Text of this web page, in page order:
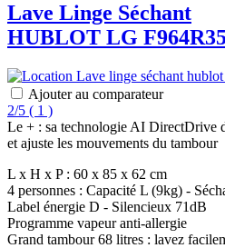
Lave Linge Séchant
HUBLOT LG
Ajouter au comparateur
2/5 ( 1 )
Le + : sa technologie AI DirectDrive
et ajuste les mouvements du tambour
L x H x P : 60 x 85 x 62 cm
4 personnes : Capacité L (9kg) -
Label énergie D - Silencieux 71dB
Programme vapeur anti-allergie
Grand tambour 68 litres : lavez